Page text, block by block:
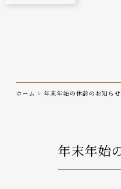
ホーム > 年末年始の休診のお知らせ
年末年始